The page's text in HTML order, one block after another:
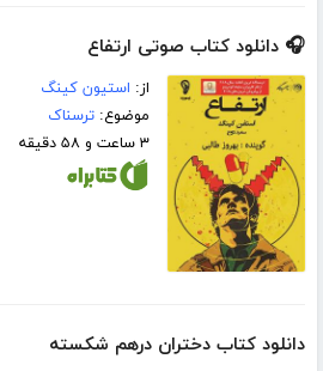
🎧 دانلود کتاب صوتی ارتفاع
از: استیون کینگ
موضوع:ترسناک
۳ ساعت و ۵۸ دقیقه
دانلود کتاب دختران درهم شکسته